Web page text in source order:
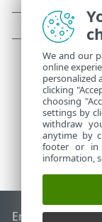
End of LifeESET
We and our
online
personalized
clicking
choosing
settings by
withdraw
anytime by
footer or in
information,